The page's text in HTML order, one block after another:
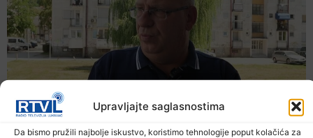
Upravljajte saglasnostima
Da bismo pružili najbolje iskustvo, koristimo tehnologije poput kolačića za